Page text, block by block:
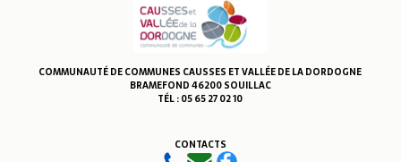
COMMUNAUTÉ DE COMMUNES CAUSSES ET VALLÉE DE LA DORDOGNE
BRAMEFOND 46200 SOUILLAC
TÉL : 05 65 27 02 10
CONTACTS